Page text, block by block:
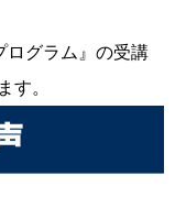
ログラム』の受講
す。